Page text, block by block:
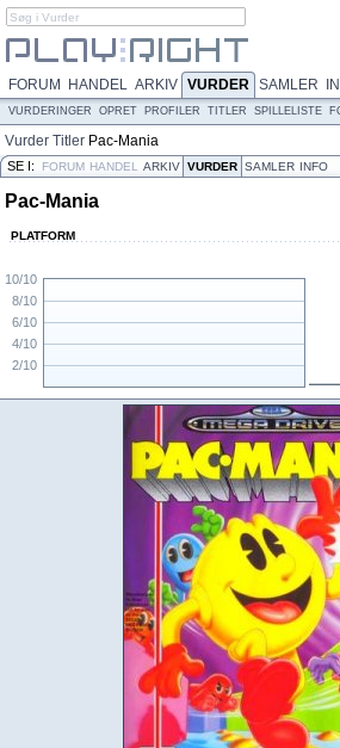
FORUM HANDEL ARKIV VURDER SAMLER
VURDERINGER OPRET PROFILER TITLER SPILLELISTE
Vurder Titler Pac-Mania
SE I: FORUM HANDEL ARKIV VURDER SAMLER INFO
Pac-Mania
PLATFORM
2/10
4/10
6/10
8/10
10/10